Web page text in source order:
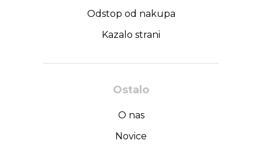
Odstop od nakupa
Kazalo strani
Ostalo
O nas
Novice